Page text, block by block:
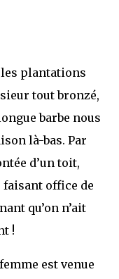
plantations
tout bronzé,
barbe nous
là-bas. Par
d’un toit,
office de
qu’on n’ait
!
est venue